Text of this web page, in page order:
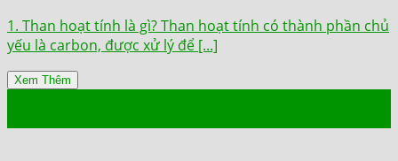
1. Than hoạt tính là gì? Than hoạt tính có thành phần chủ
yếu là carbon, được xử lý để [...]
Xem Thêm